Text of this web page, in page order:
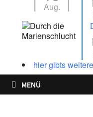
Aug.
hier gibts
MENÜ